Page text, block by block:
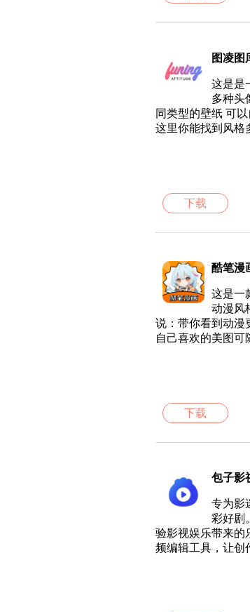
图凌图
这是是
多种头
同类型的壁纸 可
这里你能找到风格
下载
酷笔漫
这是一
动漫风
说：带你看到动漫
自己喜欢的美图可
下载
包子影
专为影
彩好剧
验影视娱乐带来的
频编辑工具，让创